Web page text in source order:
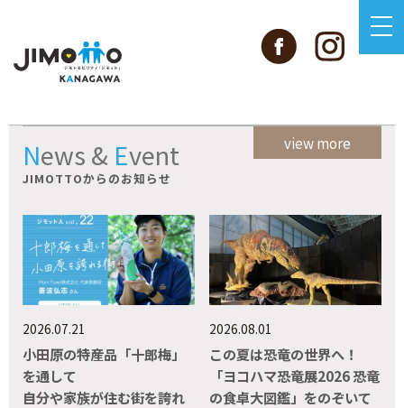
News & Event
JIMOTTOからのお知らせ
2026.07.21
小田原の特産品「十郎梅」
を通して
自分や家族が住む街を誇れ
2026.08.01
この夏は恐竜の世界へ！
「ヨコハマ恐竜展2026 恐竜
の食卓大図鑑」をのぞいて
view more